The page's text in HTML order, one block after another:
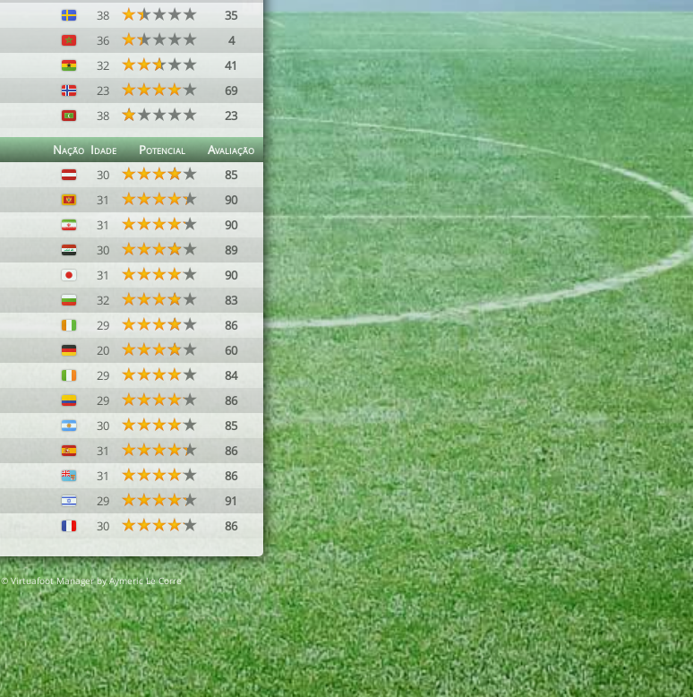
38
35
36
4
32
41
23
69
38 23
Nação Idade Potencial
Avaliação
30
85
31
90
31
90
30
89
31
90
32
83
29
86
20
60
29
84
29
86
30
85
31
86
31
86
29
91
30 86
© Virtuafoot Manager by Aymeric Le Corre